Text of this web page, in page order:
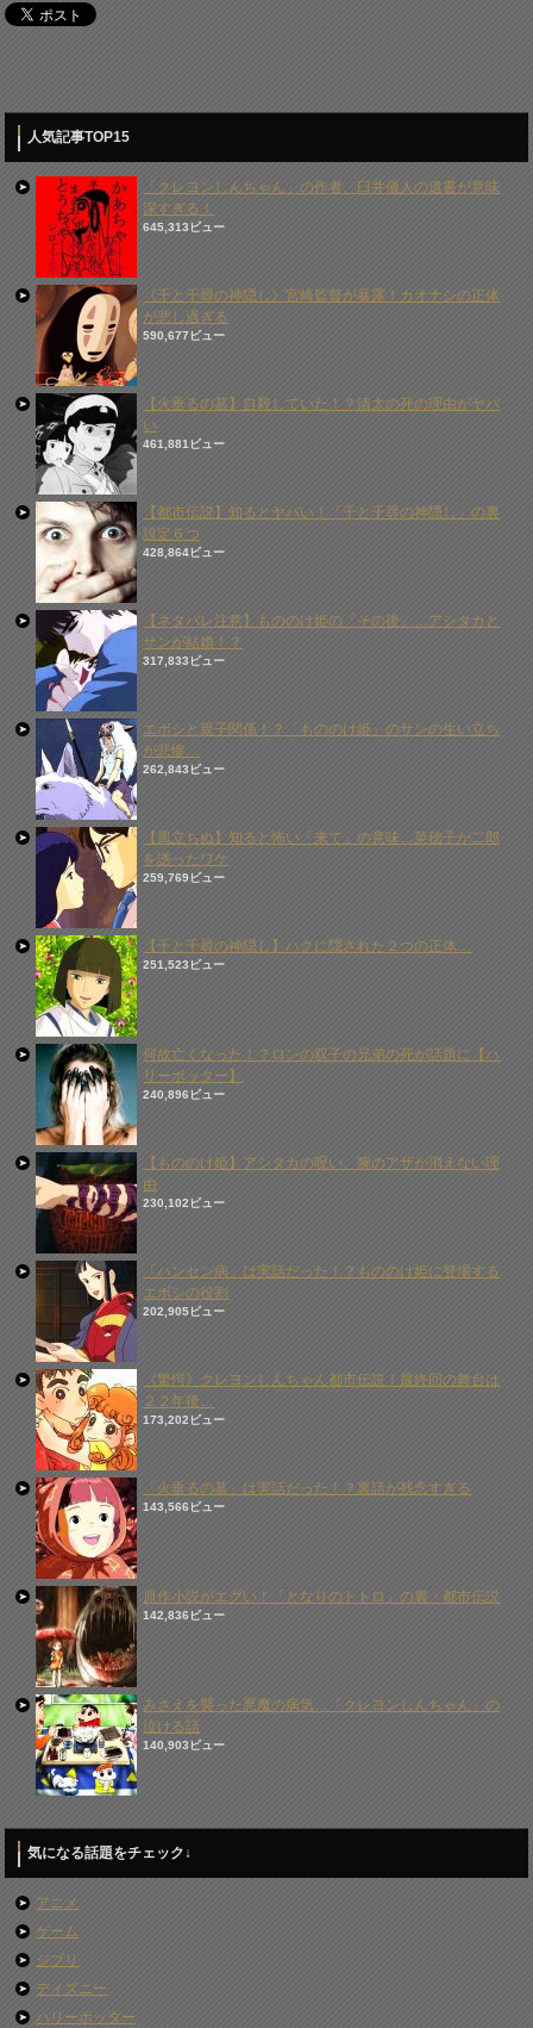
人気記事TOP15
「クレヨンしんちゃん」の作者、臼井儀人の遺書が意味
深すぎる！
645,313ビュー
《千と千尋の神隠し》宮崎監督が暴露！カオナシの正体
が悲し過ぎる
590,677ビュー
【火垂るの墓】自殺していた！？清太の死の理由がヤバ
い
461,881ビュー
【都市伝説】知るとヤバい！「千と千尋の神隠し」の裏
設定６つ
428,864ビュー
【ネタバレ注意】もののけ姫の「その後」…アシタカと
サンが結婚！？
317,833ビュー
エボシと親子関係！？「もののけ姫」のサンの生い立ち
が悲惨…
262,843ビュー
【風立ちぬ】知ると怖い「来て」の意味…菜穂子が二郎
を誘ったワケ
259,769ビュー
【千と千尋の神隠し】ハクに隠された２つの正体…
251,523ビュー
何故亡くなった！？ロンの双子の兄弟の死が話題に【ハ
リーポッター】
240,896ビュー
【もののけ姫】アシタカの呪い、腕のアザが消えない理
由
230,102ビュー
「ハンセン病」は実話だった！？もののけ姫に登場する
エボシの役割
202,905ビュー
《驚愕》クレヨンしんちゃん都市伝説！最終回の舞台は
２２年後…
173,202ビュー
「火垂るの墓」は実話だった！？裏話が残念すぎる
143,566ビュー
原作小説がエグい！「となりのトトロ」の裏・都市伝説
142,836ビュー
みさえを襲った悪魔の病気…「クレヨンしんちゃん」の
泣ける話
140,903ビュー
気になる話題をチェック↓
アニメ
ゲーム
ジブリ
ディズニー
ハリーポッター